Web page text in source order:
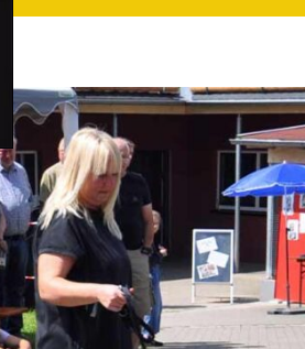
dasfür Hof und Hochfranken. Täglich